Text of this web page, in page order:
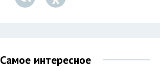
Самое интересное